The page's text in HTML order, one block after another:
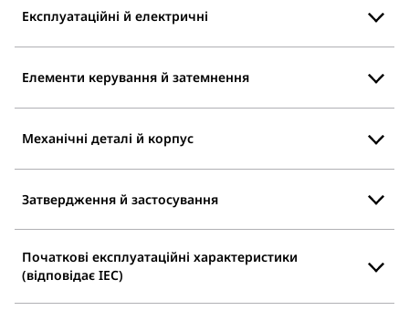
Експлуатаційні й електричні
Елементи керування й затемнення
Механічні деталі й корпус
Затвердження й застосування
Початкові експлуатаційні характеристики
(відповідає IEC)